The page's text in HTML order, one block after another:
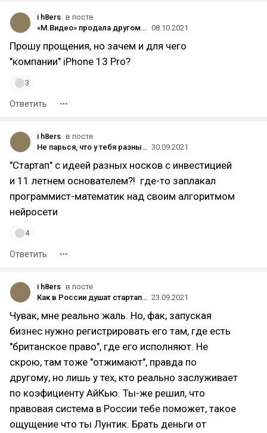
i h8ers в посте
«М.Видео» продала другому оплаченный iPhone 08.10.2021
Прошу прощения, но зачем и для чего
"компании" iPhone 13 Pro?
3
Ответить
i h8ers в посте
Не парься, что у тебя разные носки 30.09.2021
"Стартап" с идеей разных носков с инвестицией
и 11 летнем основателем?! где-то заплакал
программист-математик над своим алгоритмом
нейросети
4
Ответить
i h8ers в посте
Как в России душат стартапы: история Swaper 23.09.2021
Чувак, мне реально жаль. Но, фак, запуская
бизнес нужно регистрировать его там, где есть
"британское право", где его исполняют. Не
скрою, там тоже "отжимают", правда по
другому, но лишь у тех, кто реально заслуживает
по коэфициенту АйКью. Ты-же решил, что
правовая система в России тебе поможет, такое
ощущение что ты Лунтик. Брать деньги от